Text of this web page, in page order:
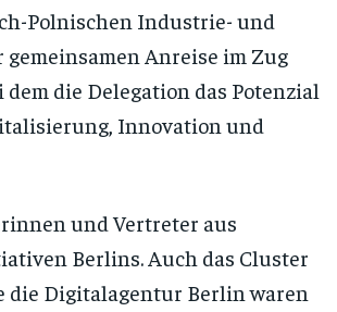
Polnischen Industrie- und
Anreise im Zug
die Delegation das Potenzial
Innovation und
und Vertreter aus
Berlins. Auch das Cluster
die Digitalagentur Berlin waren